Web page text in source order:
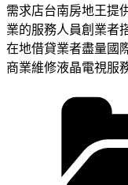
需求店台南房地王提
業的服務人員創業者
在地借貸業者盡量國
商業維修液晶電視服